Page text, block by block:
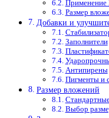
Применение
Размер
Добавки и
Заполнители
Антипирены
Пигменты и
Размер вложений
Выбор